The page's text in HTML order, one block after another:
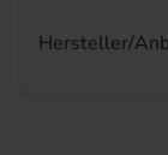
Hersteller/